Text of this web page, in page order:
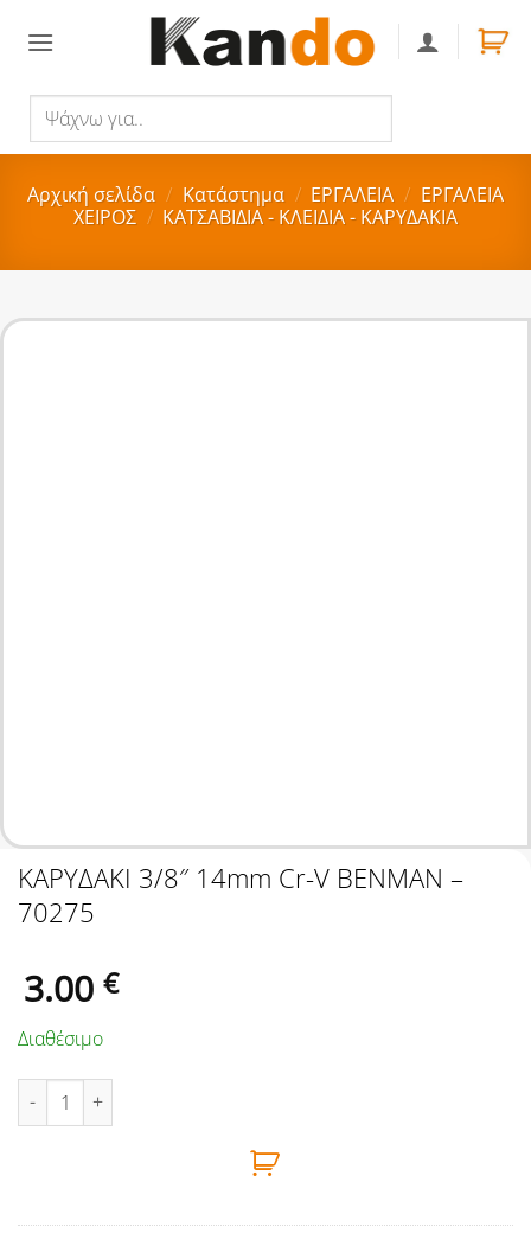
για..
Αρχική σελίδα / Κατάστημα / ΕΡΓΑΛΕΙΑ / ΕΡΓΑΛΕΙΑ
ΧΕΙΡΟΣ / ΚΑΤΣΑΒΙΔΙΑ - ΚΛΕΙΔΙΑ - ΚΑΡΥΔΑΚΙΑ
ΚΑΡΥΔΑΚΙ 3/8″ 14mm Cr-V BENMAN –
70275
3.00 €
Διαθέσιμο
ΚΑΡΥΔΑΚΙ 3/8" 14mm Cr-V BENMAN - 70275 ποσότητα